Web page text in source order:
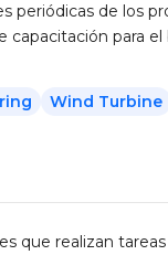
periódicas de los
para
Wind Turbine
que realizan